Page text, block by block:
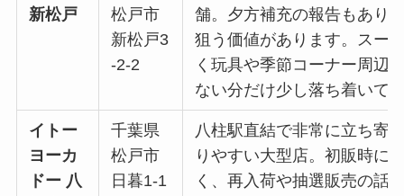
新松戸
松戸市
新松戸3
-2-2
舗。夕方補充の報告もあり
狙う価値があります。スー
く玩具や季節コーナー周辺
ない分だけ少し落ち着いて
イトー
ヨーカ
ドー 八
千葉県
松戸市
日暮1-1
八柱駅直結で非常に立ち寄
りやすい大型店。初販時に
く、再入荷や抽選販売の話